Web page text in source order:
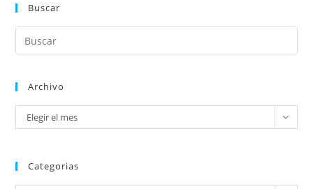
Buscar
Archivo
Elegir el mes
Categorias